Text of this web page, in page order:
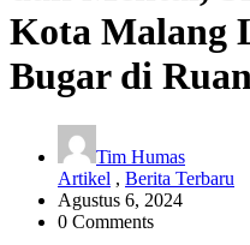
Kota Malang
Bugar di
Tim Humas
Artikel , Berita Terbaru
Agustus 6, 2024
0 Comments